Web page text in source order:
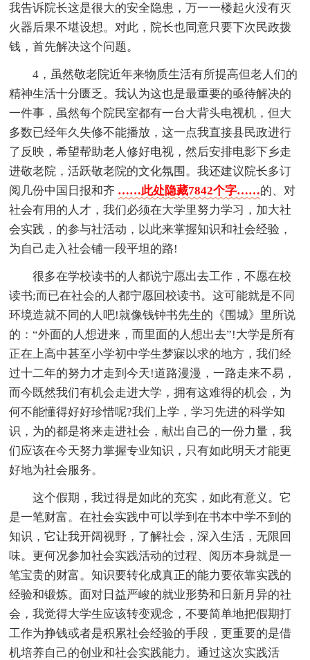
我告诉院长这是很大的安全隐患，万一一楼起火没有灭
火器后果不堪设想。对此，院长也同意只要下次民政拨
钱，首先解决这个问题。
4，虽然敬老院近年来物质生活有所提高但老人们的
精神生活十分匮乏。我认为这也是最重要的亟待解决的
一件事，虽然每个院民室都有一台大背头电视机，但大
多数已经年久失修不能播放，这一点我直接县民政进行
了反映，希望帮助老人修好电视，然后安排电影下乡走
进敬老院，活跃敬老院的文化氛围。我还建议院长多订
阅几份中国日报和齐 ……此处隐藏7842个字……的、对
社会有用的人才，我们必须在大学里努力学习，加大社
会实践，的参与社活动，以此来掌握知识和社会经验，
为自己走入社会铺一段平坦的路!
很多在学校读书的人都说宁愿出去工作，不愿在校
读书;而已在社会的人都宁愿回校读书。这可能就是不同
环境造就不同的人吧!就像钱钟书先生的《围城》里所说
的：“外面的人想进来，而里面的人想出去”!大学是所有
正在上高中甚至小学初中学生梦寐以求的地方，我们经
过十二年的努力才走到今天!道路漫漫，一路走来不易，
而今既然我们有机会走进大学，拥有这难得的机会，为
何不能懂得好好珍惜呢?我们上学，学习先进的科学知
识，为的都是将来走进社会，献出自己的一份力量，我
们应该在今天努力掌握专业知识，只有如此明天才能更
好地为社会服务。
这个假期，我过得是如此的充实，如此有意义。它
是一笔财富。在社会实践中可以学到在书本中学不到的
知识，它让我开阔视野，了解社会，深入生活，无限回
味。更何况参加社会实践活动的过程、阅历本身就是一
笔宝贵的财富。知识要转化成真正的能力要依靠实践的
经验和锻炼。面对日益严峻的就业形势和日新月异的社
会，我觉得大学生应该转变观念，不要简单地把假期打
工作为挣钱或者是积累社会经验的手段，更重要的是借
机培养自己的创业和社会实践能力。通过这次实践活